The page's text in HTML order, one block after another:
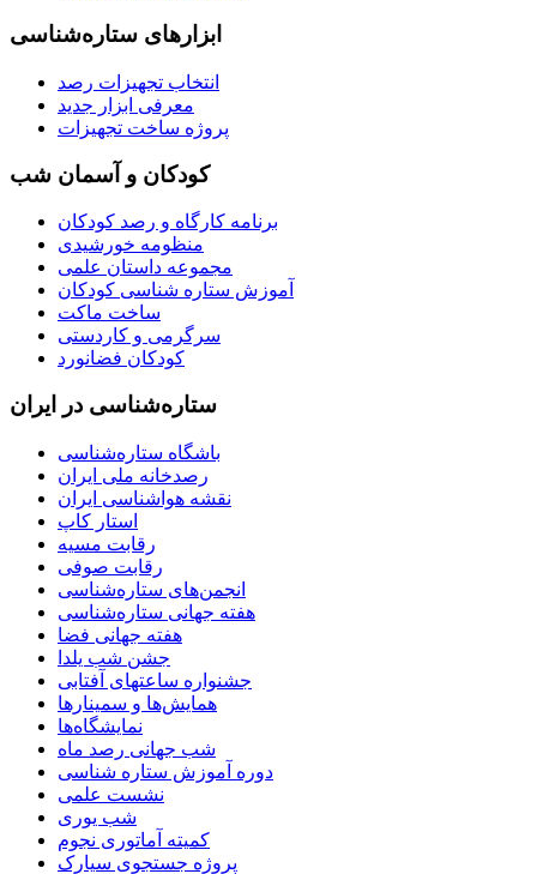
ابزارهای ستاره‌شناسی
انتخاب تجهیزات رصد
معرفی ابزار جدید
پروژه ساخت تجهیزات
کودکان و آسمان شب
برنامه‌ کارگاه و رصد کودکان
منظومه خورشیدی
مجموعه داستان علمی
آموزش ستاره شناسی کودکان
ساخت ماکت
سرگرمی و کاردستی
کودکان فضانورد
ستاره‌شناسی در ایران
باشگاه ستاره‌شناسی
رصدخانه ملی ایران
نقشه هواشناسی ایران
استار کاپ
رقابت مسیه
رقابت صوفی
انجمن‌های ستاره‌شناسی
هفته جهانی ستاره‌شناسی
هفته جهانی فضا
جشن شب یلدا
جشنواره ساعتهای آفتابی
همایش‌ها و سمینارها
نمایشگاه‌ها
شب جهانی رصد ماه
دوره آموزش ستاره شناسی
نشست علمی
شب یوری
کمیته آماتوری نجوم
پروژه جستجوی سیارک